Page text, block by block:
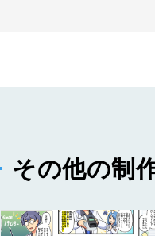
その他の制